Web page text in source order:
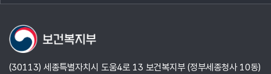
열기
(30113) 세종특별자치시 도움4로 13 보건복지부 (정부세종청사 10동)